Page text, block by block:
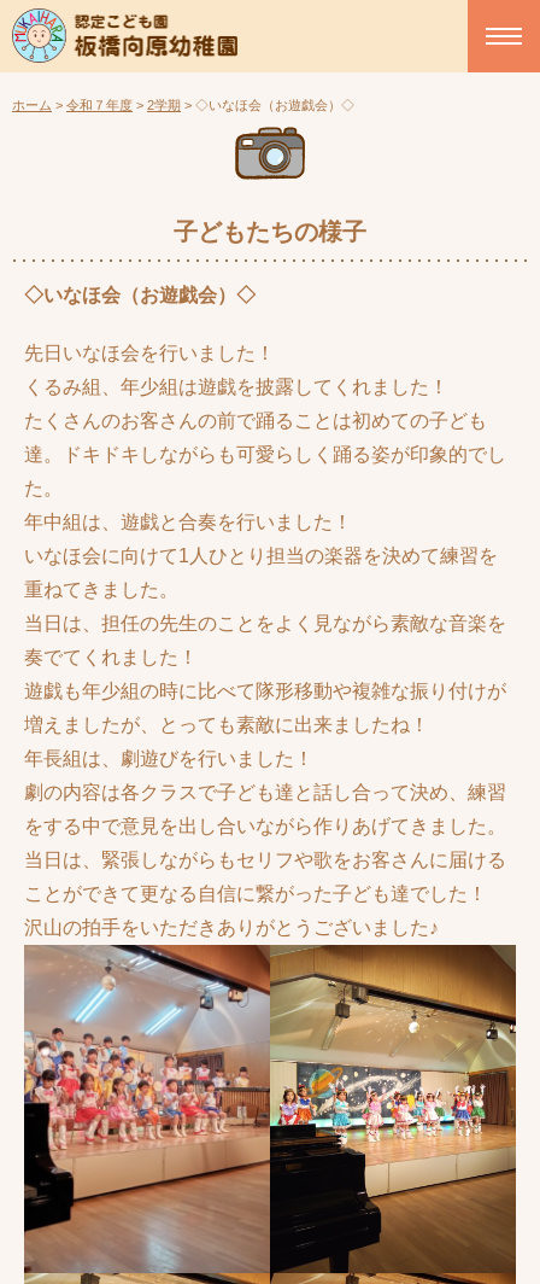
ホーム > 令和７年度 > 2学期 > ◇いなほ会（お遊戯会）◇
子どもたちの様子
◇いなほ会（お遊戯会）◇
先日いなほ会を行いました！
くるみ組、年少組は遊戯を披露してくれました！
たくさんのお客さんの前で踊ることは初めての子ども
達。ドキドキしながらも可愛らしく踊る姿が印象的でし
た。
年中組は、遊戯と合奏を行いました！
いなほ会に向けて1人ひとり担当の楽器を決めて練習を
重ねてきました。
当日は、担任の先生のことをよく見ながら素敵な音楽を
奏でてくれました！
遊戯も年少組の時に比べて隊形移動や複雑な振り付けが
増えましたが、とっても素敵に出来ましたね！
年長組は、劇遊びを行いました！
劇の内容は各クラスで子ども達と話し合って決め、練習
をする中で意見を出し合いながら作りあげてきました。
当日は、緊張しながらもセリフや歌をお客さんに届ける
ことができて更なる自信に繋がった子ども達でした！
沢山の拍手をいただきありがとうございました♪